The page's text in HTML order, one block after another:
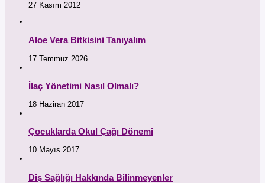
27 Kasım 2012
Aloe Vera Bitkisini Tanıyalım
17 Temmuz 2026
İlaç Yönetimi Nasıl Olmalı?
18 Haziran 2017
Çocuklarda Okul Çağı Dönemi
10 Mayıs 2017
Diş Sağlığı Hakkında Bilinmeyenler